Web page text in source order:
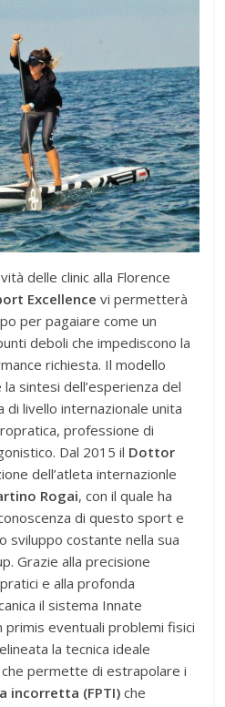
delle clinic alla Florence
Excellence vi permetterà
per pagaiare come un
deboli che impediscono la
richiesta. Il modello
sintesi dell’esperienza del
livello internazionale unita
professione di
Dal 2015 il Dottor
dell’atleta internazionle
Rogai, con il quale ha
di questo sport e
sviluppo costante nella sua
Grazie alla precisione
e alla profonda
il sistema Innate
eventuali problemi fisici
la tecnica ideale
permette di estrapolare i
incorretta (FPTI) che